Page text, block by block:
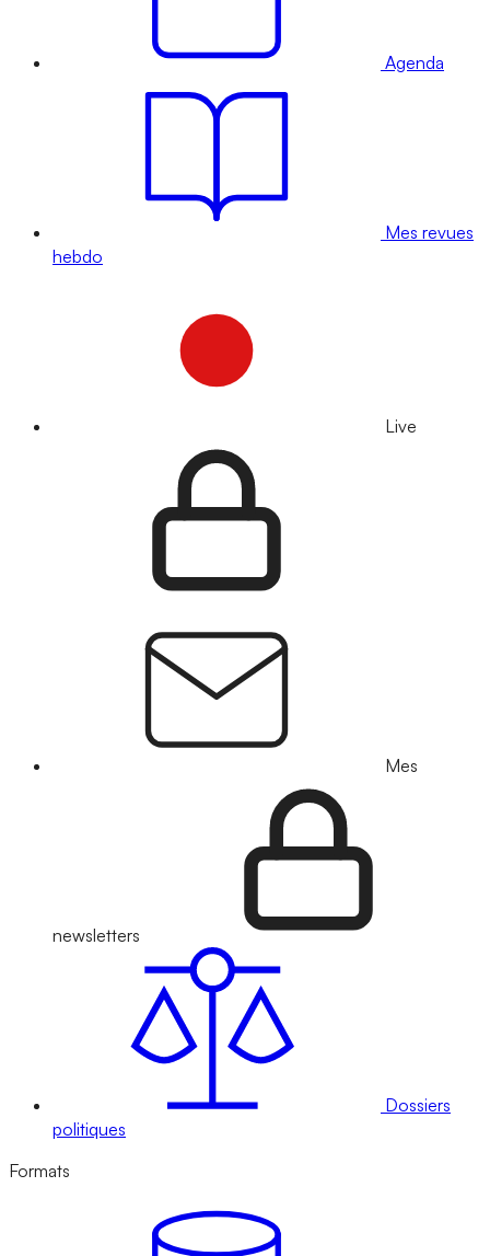
Agenda
Mes revues
hebdo
Live
Mes
newsletters
Dossiers
politiques
Formats